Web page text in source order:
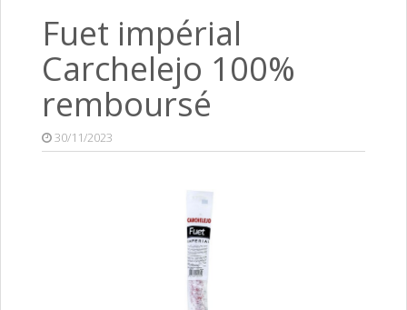
Fuet impérial
Carchelejo 100%
remboursé
30/11/2023